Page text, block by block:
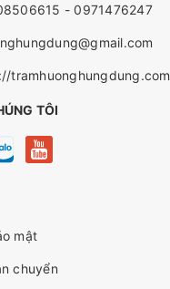
-0971476247
tramhuonghungdung.com
TÔI
mật
chuyển